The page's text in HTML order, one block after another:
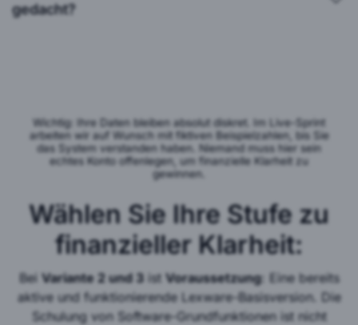
gedacht?
Wählen Sie Ihre Stufe zu
finanzieller Klarheit:
Bei Variante 2 und 3ist Voraussetzung: Eine bereits
aktive und funktionierende Lexware-Basisversion. Die
Schulung von Software-Grundfunktionen ist nicht